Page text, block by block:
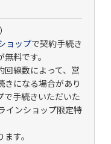
ョップで契約手続き
料です。
回線数によって、営
になる場合があり
で手続きいただいた
インショップ限定特
す。